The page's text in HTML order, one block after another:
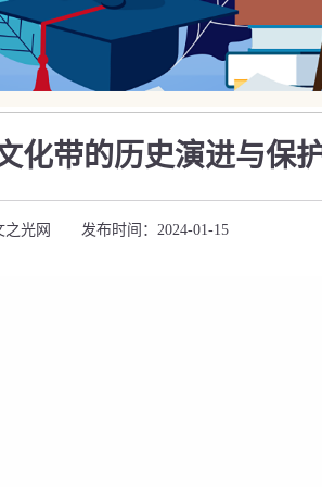
化带的历史演进与保
之光网 发布时间：2024-01-15